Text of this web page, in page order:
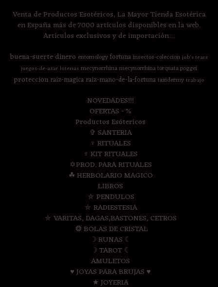
Venta de Productos Esotéricos, La Mayor Tienda Esotérica
en España más de 7000 artículos disponibles en la web.
Artículos exclusivos y de importación....
buena-suertedinero entomologyfortunainsectos-coleccion job's tears
juegos-de-azar loterias mecynorrhinamecynorrhina torquata poggei
proteccion raiz-magica raiz-mano-de-la-fortunataxidermy trabajo
NOVEDADES!!!
OFERTAS - %
Productos Esótericos
✞ SANTERIA
♆ RITUALES
♆ KIT RITUALES
✡PROD. PARA RITUALES
☘ HERBOLARIO MAGICO
LIBROS
⛤ PENDULOS
⛤ RADIESTESIA
⛤ VARITAS, DAGAS,BASTONES, CETROS
❂ BOLAS DE CRISTAL
☽ RUNAS ☾
☽ TAROT ☾
AMULETOS
♥ JOYAS PARA BRUJAS ♥
★ JOYERIA